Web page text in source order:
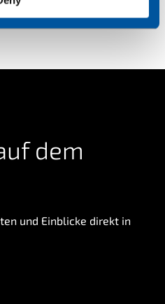
dem
und Einblicke direkt in